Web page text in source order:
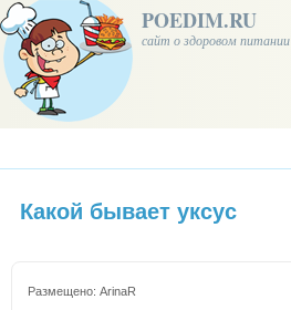
POEDIM.RU
сайт о здоровом питании
Какой бывает уксус
Размещено: ArinaR